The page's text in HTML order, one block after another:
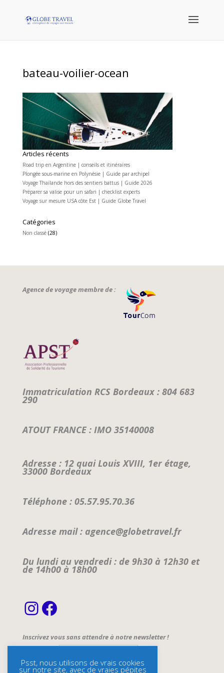
bateau-voilier-ocean
Articles récents
Road trip en Argentine | conseils et itinéraires
Plongée sous-marine en Polynésie | Guide par archipel
Voyage Thaïlande hors des sentiers battus | Guide 2026
Préparer sa valise pour un safari | checklist experts
Voyage sur mesure USA côte Est | Guide Globe Travel
Catégories
Non classé(28)
Agence de voyage membre de :
Immatriculation RCS Bordeaux : 804 683
290
ATOUT FRANCE : IMO 35140008
Adresse : 12 quai Louis XVIII, 1er étage,
33000 Bordeaux
Téléphone : 05.57.95.70.36
Adresse mail : agence@globetravel.fr
Du lundi au vendredi : de 9h30 à 12h30 et
de 14h00 à 18h00
Instagram
Facebook
Inscrivez vous sans attendre à notre newsletter !
Name
Psst, nous utilisons de vrais cookies
sur notre site, avec de vraies pépites